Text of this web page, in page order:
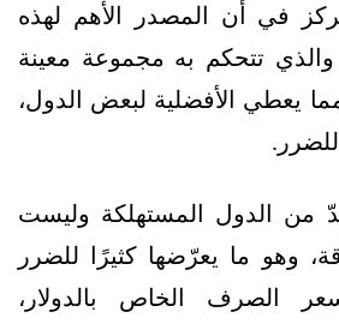
في أن المصدر الأهم لهذه
والذي تتحكم به مجموعة معينة
يعطي الأفضلية لبعض الدول،
من الدول المستهلكة وليست
وهو ما يعرّضها كثيرًا للضرر
الصرف الخاص بالدولار،